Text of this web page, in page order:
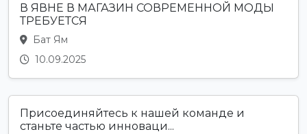
В ЯВНЕ В МАГАЗИН СОВРЕМЕННОЙ МОДЫ
ТРЕБУЕТСЯ
Бат Ям
10.09.2025
Присоединяйтесь к нашей команде и
станьте частью инноваци...